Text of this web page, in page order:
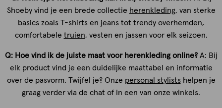
Shoeby vind je een brede collectie herenkleding, van sterke
basics zoals T-shirts en jeans tot trendy overhemden,
comfortabele truien, vesten en jassen voor elk seizoen.
Q: Hoe vind ik de juiste maat voor herenkleding online?A: Bij
elk product vind je een duidelijke maattabel en informatie
over de pasvorm. Twijfel je? Onze personal stylistshelpen je
graag verder via de chat of in een van onze winkels.